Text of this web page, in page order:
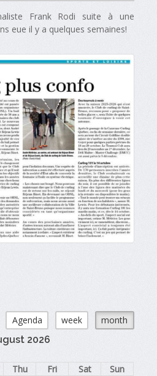
Frank Rodi suite à une
eue il y a quelques semaines!
Agenda week
month
2026
Thu Fri Sat
Sun